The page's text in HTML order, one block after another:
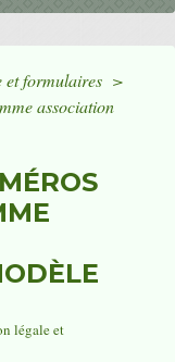
et formulaires >
association
légale et